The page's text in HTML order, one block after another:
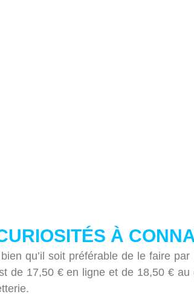
À
qu’il soit préférable de le faire
de 17,50 € en ligne et de 18,50 €